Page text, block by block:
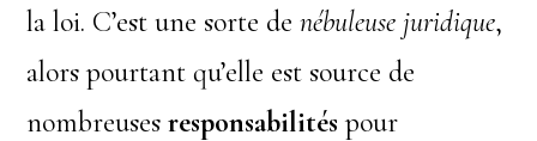
la loi. C’est une sorte denébuleuse juridique,
alors pourtant qu’elle est source de
nombreusesresponsabilités pour